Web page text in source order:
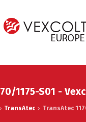
1175-S01 -
TransAtec TransAtec